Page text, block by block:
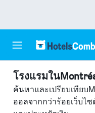
โรงแรมใน
ค้นหาและเปรียบเทียบ
ออลจากกว่าร้อยเว็บไ